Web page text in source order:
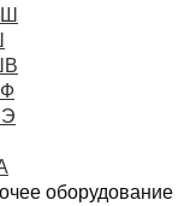
оборудование